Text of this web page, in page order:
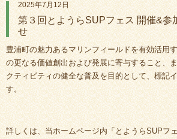
2025年7月12日
第３回とようらSUPフェス 開催&参
せ
豊浦町の魅力あるマリンフィールドを有効活用
の更なる価値創出および発展に寄与すること、
クティビティの健全な普及を目的として、標記
す。
詳しくは、当ホームページ内「とようらSUPフ